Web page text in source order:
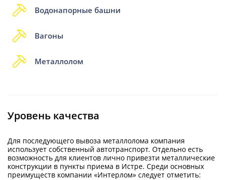
Водонапорные башни
Вагоны
Металлолом
Уровень качества
Для последующего вывоза металлолома компания
использует собственный автотранспорт. Отдельно есть
возможность для клиентов лично привезти металлические
конструкции в пункты приема в Истре. Среди основных
преимуществ компании «Интерлом» следует отметить: